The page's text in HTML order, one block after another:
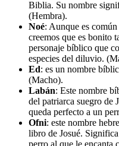
Biblia. Su nombre
(Hembra).
Noé: Aunque es
creemos que es bonito
personaje bíblico que
especies del diluvio.
Ed: es un nombre
(Macho).
Labán: Este nombre
del patriarca suegro de
queda perfecto a un
Ofni: este nombre
libro de Josué. Significa